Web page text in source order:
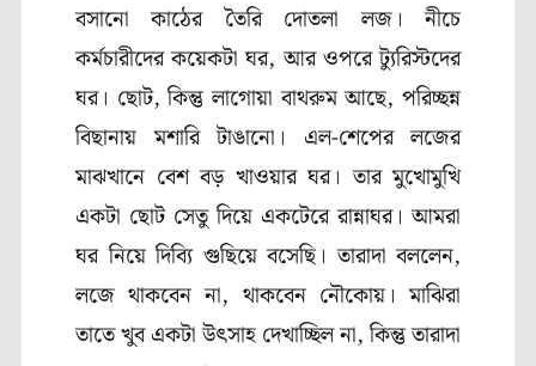
বসানো কাঠের তৈরি দোতলা লজ। নীচে
কর্মচারীদের কয়েকটা ঘর,আর ওপরে ট্যুরিস্টদের
ঘর। ছোট,কিন্তু লাগোয়া বাথরুম আছে,পরিচ্ছন্ন
বিছানায় মশারি টাঙানো। এল-শেপের লজের
মাঝখানে বেশ বড় খাওয়ার ঘর।তার মুখোমুখি
একটা ছোট সেতু দিয়ে একটেরে রান্নাঘর। আমরা
ঘর নিয়ে দিব্যি গুছিয়ে বসেছি।তারাদা বললেন,
লজে থাকবেন না, থাকবেন নৌকোয়। মাঝিরা
তাতে খুব একটা উৎসাহ দেখাচ্ছিল না,কিন্তু তারাদা